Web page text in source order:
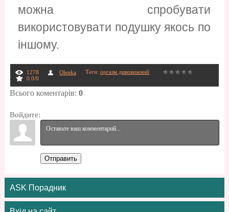
можна спробувати
використовувати подушку якось по
іншому.
1278 Olenka Теги: оргазм дивовижний
0.0/0
Всього коментарів: 0
Войдите:
Отправить
ASK Порадник